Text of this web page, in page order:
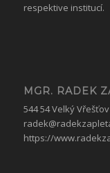
respektive institucí.
MGR. RADEK
544 54 Velký
https://